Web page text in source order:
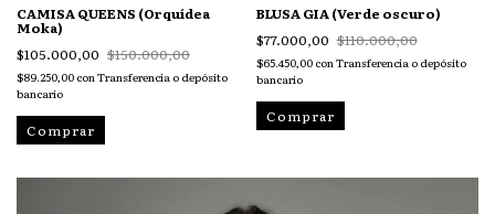
CAMISA QUEENS (Orquídea
Moka)
$105.000,00 $150.000,00
$89.250,00 conTransferencia o depósito
bancario
Comprar
BLUSA GIA (Verde oscuro)
$77.000,00 $110.000,00
$65.450,00 conTransferencia o depósito
bancario
Comprar